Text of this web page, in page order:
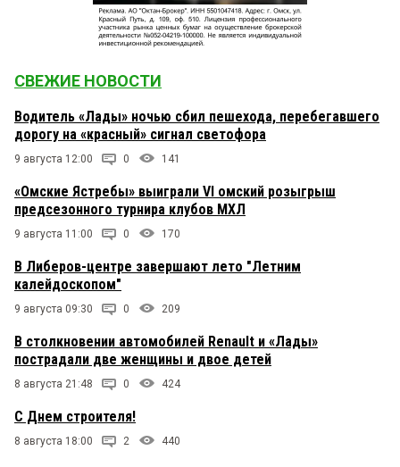
СВЕЖИЕ НОВОСТИ
Водитель «Лады» ночью сбил пешехода, перебегавшего
дорогу на «красный» сигнал светофора
9 августа 12:00 0 141
«Омские Ястребы» выиграли VI омский розыгрыш
предсезонного турнира клубов МХЛ
9 августа 11:00 0 170
В Либеров-центре завершают лето "Летним
калейдоскопом"
9 августа 09:30 0 209
В столкновении автомобилей Renault и «Лады»
пострадали две женщины и двое детей
8 августа 21:48 0 424
С Днем строителя!
8 августа 18:00 2 440